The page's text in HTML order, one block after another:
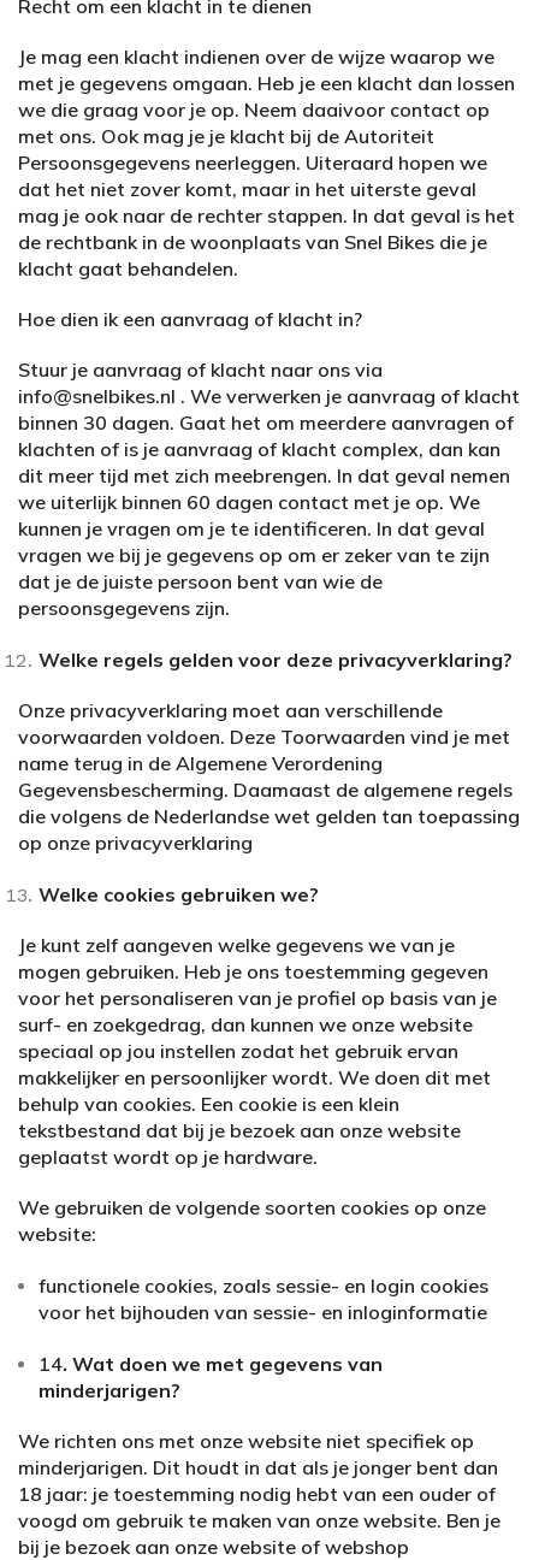
Recht om een klacht in te dienen
Je mag een klacht indienen over de wijze waarop we
met je gegevens omgaan. Heb je een klacht dan lossen
we die graag voor je op. Neem daaivoor contact op
met ons. Ook mag je je klacht bij de Autoriteit
Persoonsgegevens neerleggen. Uiteraard hopen we
dat het niet zover komt, maar in het uiterste geval
mag je ook naar de rechter stappen. In dat geval is het
de rechtbank in de woonplaats van Snel Bikes die je
klacht gaat behandelen.
Hoe dien ik een aanvraag of klacht in?
Stuur je aanvraag of klacht naar ons via
info@snelbikes.nl . We verwerken je aanvraag of klacht
binnen 30 dagen. Gaat het om meerdere aanvragen of
klachten of is je aanvraag of klacht complex, dan kan
dit meer tijd met zich meebrengen. In dat geval nemen
we uiterlijk binnen 60 dagen contact met je op. We
kunnen je vragen om je te identificeren. In dat geval
vragen we bij je gegevens op om er zeker van te zijn
dat je de juiste persoon bent van wie de
persoonsgegevens zijn.
Welke regels gelden voor deze privacyverklaring?
Onze privacyverklaring moet aan verschillende
voorwaarden voldoen. Deze Toorwaarden vind je met
name terug in de Algemene Verordening
Gegevensbescherming. Daamaast de algemene regels
die volgens de Nederlandse wet gelden tan toepassing
op onze privacyverklaring
Welke cookies gebruiken we?
Je kunt zelf aangeven welke gegevens we van je
mogen gebruiken. Heb je ons toestemming gegeven
voor het personaliseren van je profiel op basis van je
surf- en zoekgedrag, dan kunnen we onze website
speciaal op jou instellen zodat het gebruik ervan
makkelijker en persoonlijker wordt. We doen dit met
behulp van cookies. Een cookie is een klein
tekstbestand dat bij je bezoek aan onze website
geplaatst wordt op je hardware.
We gebruiken de volgende soorten cookies op onze
website:
functionele cookies, zoals sessie- en login cookies
voor het bijhouden van sessie- en inloginformatie
14. Wat doen we met gegevens van
minderjarigen?
We richten ons met onze website niet specifiek op
minderjarigen. Dit houdt in dat als je jonger bent dan
18 jaar: je toestemming nodig hebt van een ouder of
voogd om gebruik te maken van onze website. Ben je
bij je bezoek aan onze website of webshop